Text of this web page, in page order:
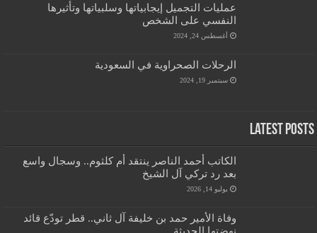
عمليات التجميل إيجابياتها وسلبياتها وتأثيرها
النفسي على الشخص
أغسطس 24, 2024
الرحلات الصحراوية في السعودية
سبتمبر 19, 2024
Latest Posts
الكاتب أحمد الناصر ينتقد أم كلثوم.. وسجال واسع
بعد رد تركي آل الشيخ
يوليو 14, 2026
وفاة الأمير حمد بن خليفة آل ثاني.. قطر تودّع قائد